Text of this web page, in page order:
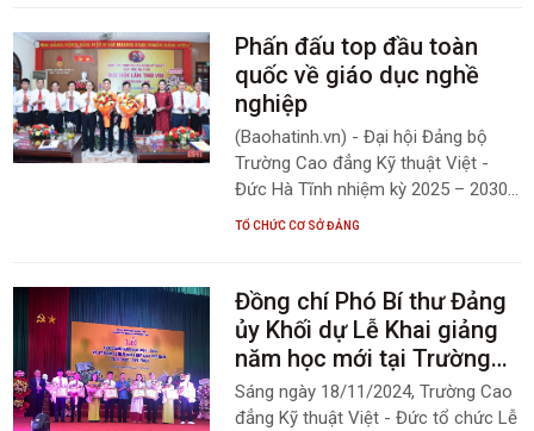
Tân - Phó Bí thư chuyên trách Đảng
bộ UBND tỉnh, đồng chí Lê Chánh
Thành - Phó Giám đốc Sở Y tế cùng
hơn 70 đại biểu đại diện là đảng viên
của 5 chi bộ trực thuộc.
Phấn đấu top đầu toàn
quốc về giáo dục nghề
nghiệp
(Baohatinh.vn) - Đại hội Đảng bộ
Trường Cao đẳng Kỹ thuật Việt -
Đức Hà Tĩnh nhiệm kỳ 2025 – 2030
đặt mục tiêu phấn đấu top đầu toàn
TỔ CHỨC CƠ SỞ ĐẢNG
Đồng chí Phó Bí thư Đảng
ủy Khối dự Lễ Khai giảng
năm học mới tại Trường
Cao đẳng Kỹ thuật Việt -
Đức Hà Tĩnh
Sáng ngày 18/11/2024, Trường Cao
đẳng Kỹ thuật Việt - Đức tổ chức Lễ